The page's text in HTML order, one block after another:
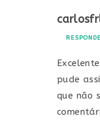
pude
que não